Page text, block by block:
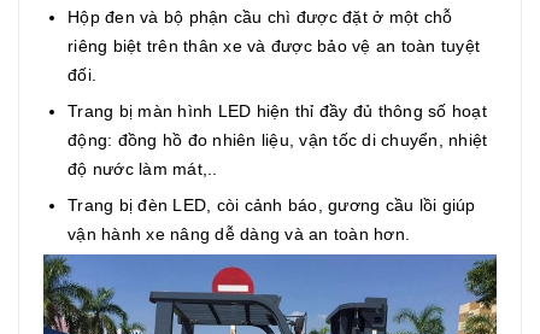
Hộp đen và bộ phận cầu chì được đặt ở một chỗ
riêng biệt trên thân xe và được bảo vệ an toàn tuyệt
đối.
Trang bị màn hình LED hiện thỉ đầy đủ thông số hoạt
động: đồng hồ đo nhiên liệu, vận tốc di chuyển, nhiệt
độ nước làm mát,..
Trang bị đèn LED, còi cảnh báo, gương cầu lồi giúp
vận hành xe nâng dễ dàng và an toàn hơn.